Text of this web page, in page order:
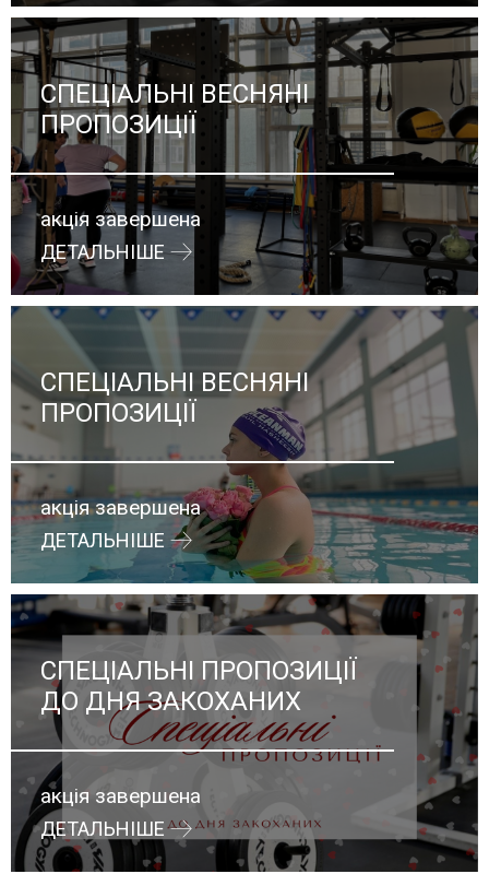
СПЕЦІАЛЬНІ ВЕСНЯНІ
ПРОПОЗИЦІЇ
акція завершена
ДЕТАЛЬНІШЕ
СПЕЦІАЛЬНІ ВЕСНЯНІ
ПРОПОЗИЦІЇ
акція завершена
ДЕТАЛЬНІШЕ
СПЕЦІАЛЬНІ ПРОПОЗИЦІЇ
ДО ДНЯ ЗАКОХАНИХ
акція завершена
ДЕТАЛЬНІШЕ